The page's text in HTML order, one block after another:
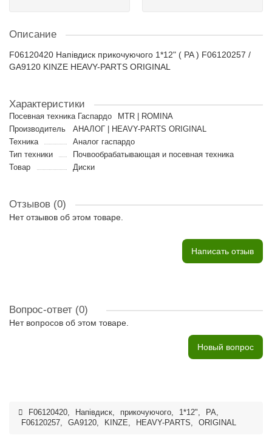
Описание
F06120420 Напівдиск прикочуючого 1*12" ( PA ) F06120257 /
GA9120 KINZE HEAVY-PARTS ORIGINAL
Характеристики
Посевная техника Гаспардо
MTR | ROMINA
Производитель
АНАЛОГ | HEAVY-PARTS ORIGINAL
Техника
Аналог гаспардо
Тип техники
Почвообрабатывающая и посевная техника
Товар
Диски
Отзывов (0)
Нет отзывов об этом товаре.
Написать отзыв
Вопрос-ответ (0)
Нет вопросов об этом товаре.
Новый вопрос
F06120420, Напівдиск, прикочуючого, 1*12", PA,
F06120257, GA9120, KINZE, HEAVY-PARTS, ORIGINAL